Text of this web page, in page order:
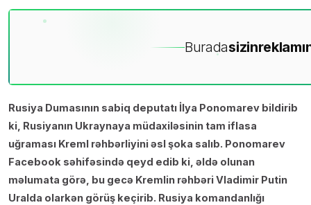
Buradasizin
Rusiya Dumasının sabiq deputatı İlya Ponomarev bildirib
ki, Rusiyanın Ukraynaya müdaxiləsinin tam iflasa
uğraması Kreml rəhbərliyini əsl şoka salıb. Ponomarev
Facebook səhifəsində qeyd edib ki, əldə olunan
məlumata görə, bu gecə Kremlin rəhbəri Vladimir Putin
Uralda olarkən görüş keçirib. Rusiya komandanlığı